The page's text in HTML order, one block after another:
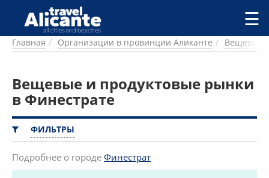
Перейти к основному содержанию
ГОРОДА
ПИТАНИЕ
ПРОЖИВАНИЕ
ДОСТОПРИМЕЧАТЕЛЬНОСТИ
КЕМПИНГ
КОМАРКИ (РАЙОНЫ)
РЕЦЕПТЫ
☰
Главная Организации в провинции Аликанте Вещевые
Вещевые и продуктовые рынки
в Финестрате
ФИЛЬТРЫ
Подробнее о городе Финестрат